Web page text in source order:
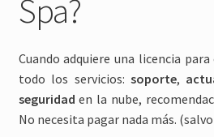
Spa?
Cuando adquiere una licencia
todo los servicios: soporte,
seguridad en la nube,
No necesita pagar nada más.